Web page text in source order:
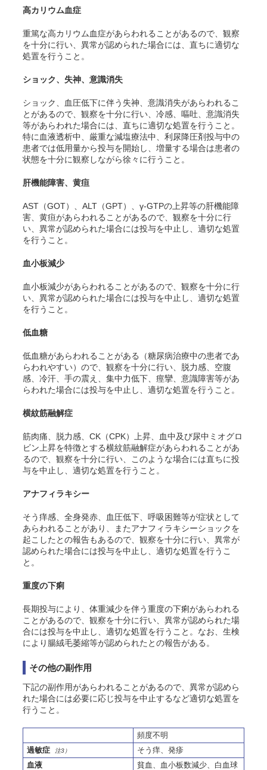
高カリウム血症
重篤な高カリウム血症があらわれることがあるので、観察
を十分に行い、異常が認められた場合には、直ちに適切な
処置を行うこと。
ショック、失神、意識消失
ショック、血圧低下に伴う失神、意識消失があらわれるこ
とがあるので、観察を十分に行い、冷感、嘔吐、意識消失
等があらわれた場合には、直ちに適切な処置を行うこと。
特に血液透析中、厳重な減塩療法中、利尿降圧剤投与中の
患者では低用量から投与を開始し、増量する場合は患者の
状態を十分に観察しながら徐々に行うこと。
肝機能障害、黄疸
AST（GOT）、ALT（GPT）、γ-GTPの上昇等の肝機能障
害、黄疸があらわれることがあるので、観察を十分に行
い、異常が認められた場合には投与を中止し、適切な処置
を行うこと。
血小板減少
血小板減少があらわれることがあるので、観察を十分に行
い、異常が認められた場合には投与を中止し、適切な処置
を行うこと。
低血糖
低血糖があらわれることがある（糖尿病治療中の患者であ
らわれやすい）ので、観察を十分に行い、脱力感、空腹
感、冷汗、手の震え、集中力低下、痙攣、意識障害等があ
らわれた場合には投与を中止し、適切な処置を行うこと。
横紋筋融解症
筋肉痛、脱力感、CK（CPK）上昇、血中及び尿中ミオグロ
ビン上昇を特徴とする横紋筋融解症があらわれることがあ
るので、観察を十分に行い、このような場合には直ちに投
与を中止し、適切な処置を行うこと。
アナフィラキシー
そう痒感、全身発赤、血圧低下、呼吸困難等が症状として
あらわれることがあり、またアナフィラキシーショックを
起こしたとの報告もあるので、観察を十分に行い、異常が
認められた場合には投与を中止し、適切な処置を行うこ
と。
重度の下痢
長期投与により、体重減少を伴う重度の下痢があらわれる
ことがあるので、観察を十分に行い、異常が認められた場
合には投与を中止し、適切な処置を行うこと。なお、生検
により腸絨毛萎縮等が認められたとの報告がある。
その他の副作用
下記の副作用があらわれることがあるので、異常が認めら
れた場合には必要に応じ投与を中止するなど適切な処置を
行うこと。
頻度不明
過敏症
注3）
そう痒、発疹
血液
貧血、血小板数減少、白血球